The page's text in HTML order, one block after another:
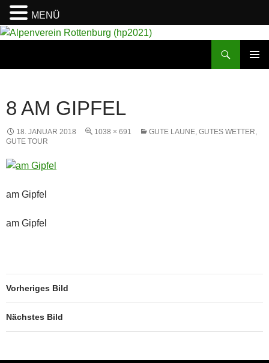
8 AM GIPFEL
18. JANUAR 2018 1038 × 691
GUTE LAUNE, GUTES WETTER,
GUTE TOUR
am Gipfel
am Gipfel
Vorheriges Bild
Nächstes Bild
MENÜ